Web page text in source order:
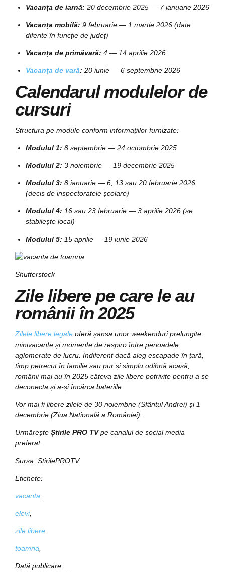
Vacanța de iarnă: 20 decembrie 2025 — 7 ianuarie 2026
Vacanța mobilă: 9 februarie — 1 martie 2026 (date
diferite în funcție de județ)
Vacanța de primăvară: 4 — 14 aprilie 2026
Vacanța de vară: 20 iunie — 6 septembrie 2026
Calendarul modulelor de
cursuri
Structura pe module conform informațiilor furnizate:
Modulul 1: 8 septembrie — 24 octombrie 2025
Modulul 2: 3 noiembrie — 19 decembrie 2025
Modulul 3: 8 ianuarie — 6, 13 sau 20 februarie 2026
(decis de inspectoratele școlare)
Modulul 4: 16 sau 23 februarie — 3 aprilie 2026 (se
stabilește local)
Modulul 5: 15 aprilie — 19 iunie 2026
Shutterstock
Zile libere pe care le au
românii în 2025
Zilele libere legale oferă șansa unor weekenduri prelungite,
minivacanțe și momente de respiro între perioadele
aglomerate de lucru. Indiferent dacă aleg escapade în țară,
timp petrecut în familie sau pur și simplu odihnă acasă,
românii mai au în 2025 câteva zile libere potrivite pentru a se
deconecta și a-și încărca bateriile.
Vor mai fi libere zilele de 30 noiembrie (Sfântul Andrei) și 1
decembrie (Ziua Națională a României).
Urmărește Știrile PRO TVpe canalul de social media
preferat:
Sursa: StirilePROTV
Etichete:
vacanta
elevi,
zile libere
toamna
Dată publicare: